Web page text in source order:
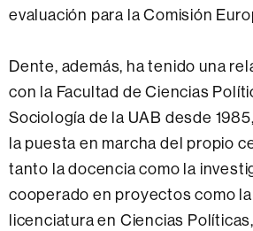
evaluación para la Comisión
Dente, además, ha tenido una
con la Facultad de Ciencias
Sociología de la UAB desde
la puesta en marcha del propio
tanto la docencia como la
cooperado en proyectos como
licenciatura en Ciencias